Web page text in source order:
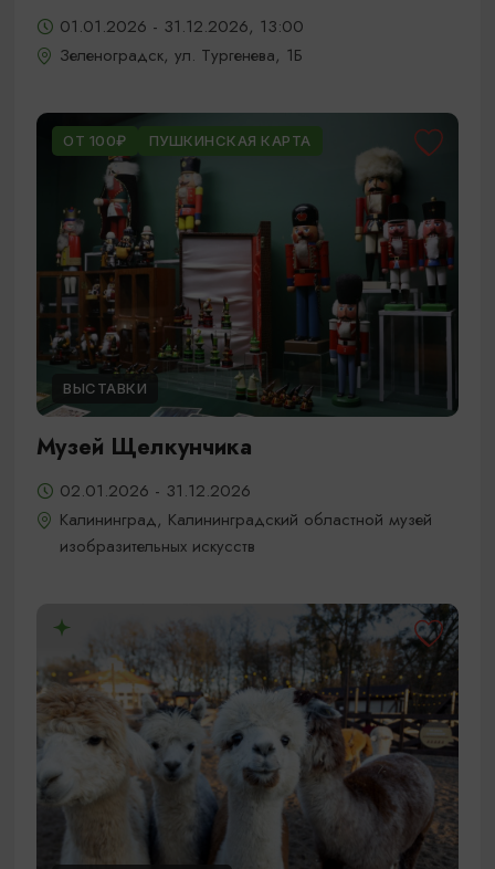
01.01.2026 - 31.12.2026, 13:00
Зеленоградск, ул. Тургенева, 1Б
ОТ 100₽ ПУШКИНСКАЯ КАРТА
ВЫСТАВКИ
Музей Щелкунчика
02.01.2026 - 31.12.2026
Калининград, Калининградский областной музей
изобразительных искусств